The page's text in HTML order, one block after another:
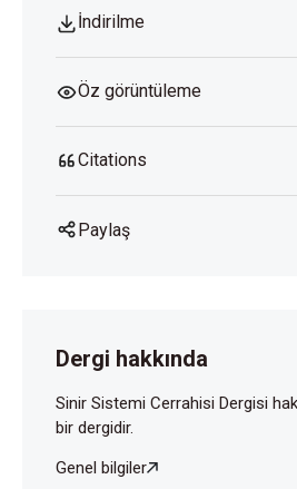
İndirilme
Öz görüntüleme
Citations
Paylaş
Dergi hakkında
Sinir Sistemi Cerrahisi Dergisi
bir dergidir.
Genel bilgiler